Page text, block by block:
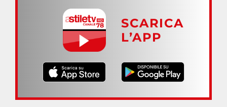
SCARICA
L’APP